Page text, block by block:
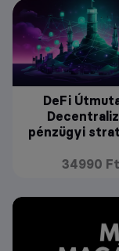
DeFi
pénzügyi
34990 Ft